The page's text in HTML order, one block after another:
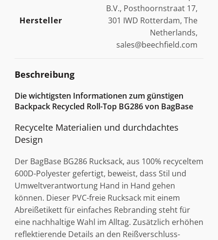
Hersteller
B.V., Posthoornstraat 17,
301 IWD Rotterdam, The
Netherlands,
sales@beechfield.com
Beschreibung
Die wichtigsten Informationen zum günstigen
Backpack Recycled Roll-Top BG286 von BagBase
Recycelte Materialien und durchdachtes
Design
Der BagBase BG286 Rucksack, aus 100% recyceltem
600D-Polyester gefertigt, beweist, dass Stil und
Umweltverantwortung Hand in Hand gehen
können. Dieser PVC-freie Rucksack mit einem
Abreißetikett für einfaches Rebranding steht für
eine nachhaltige Wahl im Alltag. Zusätzlich erhöhen
reflektierende Details an den Reißverschluss-